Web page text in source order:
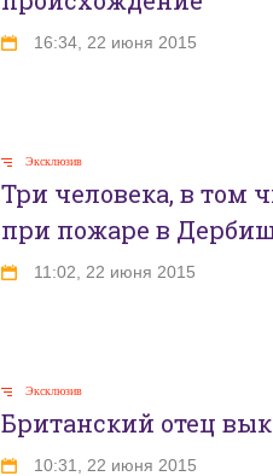
16:34, 22 июня 2015
Эксклюзив
Три человека, в том
при пожаре в
11:02, 22 июня 2015
Эксклюзив
Британский отец
10:31, 22 июня 2015